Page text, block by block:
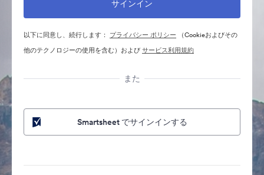
以下に同意し、続行します： プライバシー ポリシー （Cookieおよびその
他のテクノロジーの使用を含む）およびサービス利用規約
また
Smartsheet でサインインする